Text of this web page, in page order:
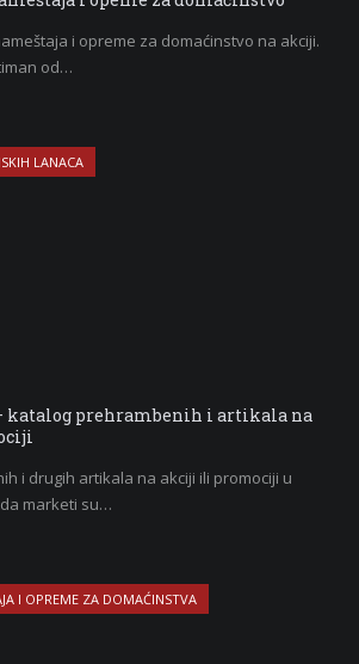
i opreme za domaćinstvo na akciji.
od…
LANACA
katalog prehrambenih i artikala na
i drugih artikala na akciji ili promociji u
marketi su…
I OPREME ZA DOMAĆINSTVA